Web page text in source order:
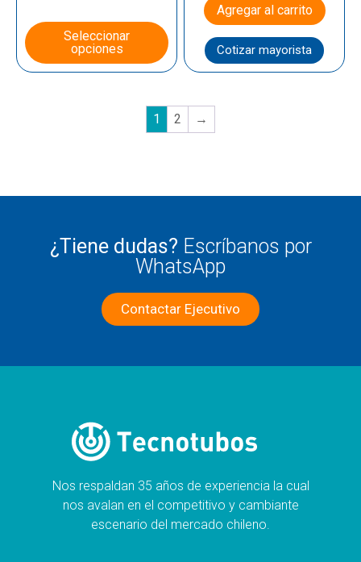
Seleccionar
opciones
Agregar al carrito
Cotizar mayorista
1 2 →
¿Tiene dudas? Escríbanos por
WhatsApp
Contactar Ejecutivo
Nos respaldan 35 años de experiencia la cual
nos avalan en el competitivo y cambiante
escenario del mercado chileno.